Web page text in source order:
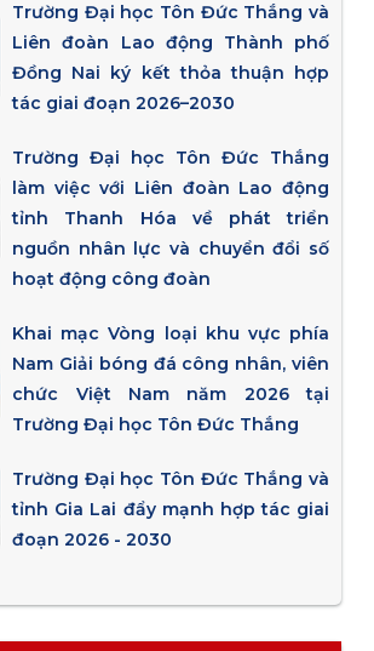
Trường Đại học Tôn Đức Thắng và
Liên đoàn Lao động Thành phố
Đồng Nai ký kết thỏa thuận hợp
tác giai đoạn 2026–2030
Trường Đại học Tôn Đức Thắng
làm việc với Liên đoàn Lao động
tỉnh Thanh Hóa về phát triển
nguồn nhân lực và chuyển đổi số
hoạt động công đoàn
Khai mạc Vòng loại khu vực phía
Nam Giải bóng đá công nhân, viên
chức Việt Nam năm 2026 tại
Trường Đại học Tôn Đức Thắng
Trường Đại học Tôn Đức Thắng và
tỉnh Gia Lai đẩy mạnh hợp tác giai
đoạn 2026 - 2030